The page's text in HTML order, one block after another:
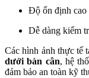
Độ ổn định cao
Dễ dàng kiểm
Các hình ảnh thực tế
dưới bàn cân, hệ
đảm bảo an toàn kỹ